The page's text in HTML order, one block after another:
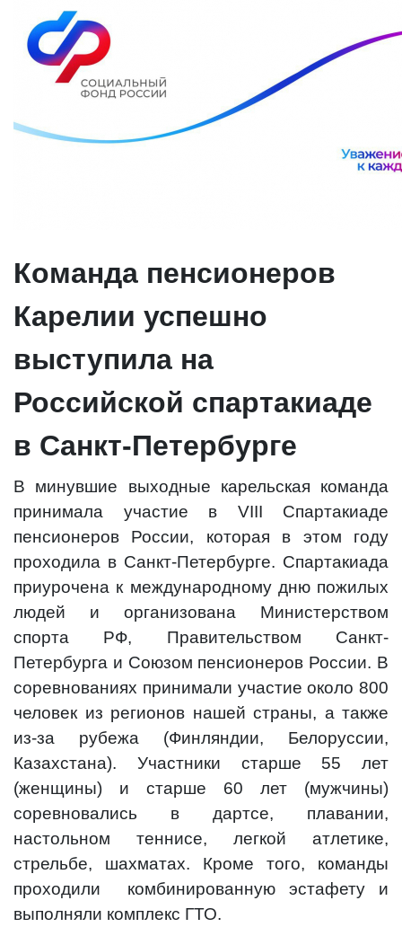
Команда пенсионеров
Карелии успешно
выступила на
Российской спартакиаде
в Санкт-Петербурге
В минувшие выходные карельская команда
принимала участие в VIII Cпартакиаде
пенсионеров России, которая в этом году
проходила в Санкт-Петербурге. Спартакиада
приурочена к международному дню пожилых
людей и организована Министерством
спорта РФ, Правительством Санкт-
Петербурга и Союзом пенсионеров России. В
соревнованиях принимали участие около 800
человек из регионов нашей страны, а также
из-за рубежа (Финляндии, Белоруссии,
Казахстана). Участники старше 55 лет
(женщины) и старше 60 лет (мужчины)
соревновались в дартсе, плавании,
настольном теннисе, легкой атлетике,
стрельбе, шахматах. Кроме того, команды
проходили комбинированную эстафету и
выполняли комплекс ГТО.